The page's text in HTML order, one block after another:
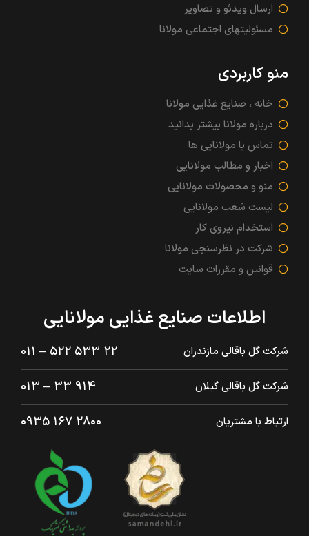
ارسال ویدئو و تصاویر
مسئولیتهای اجتماعی مولانا
منو کاربردی
خانه ، صنایع غذایی مولانا
درباره مولانا بیشتر بدانید
تماس با مولانایی ها
اخبار و مطالب مولانایی
منو و محصولات مولانایی
لیست شعب مولانایی
استخدام نیروی کار
شرکت در نظرسنجی مولانا
قوانین و مقررات سایت
اطلاعات صنایع غذایی مولانایی
شرکت گل باقالی مازندران ۲۲ ۵۳۳ ۵۲۲ – ۰۱۱
شرکت گل باقالی گیلان ۹۱۴ ۳۳ – ۰۱۳
ارتباط با مشتریان ۲۸۰۰ ۱۶۷ ۰۹۳۵